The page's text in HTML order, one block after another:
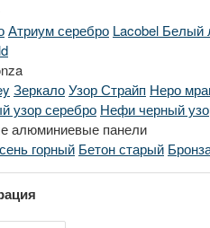
Атриум серебро Lacobel Белый
ЗеркалоУзор Страйп Неро
узор серебро Нефи черный
алюминиевые панели
горный Бетон старый